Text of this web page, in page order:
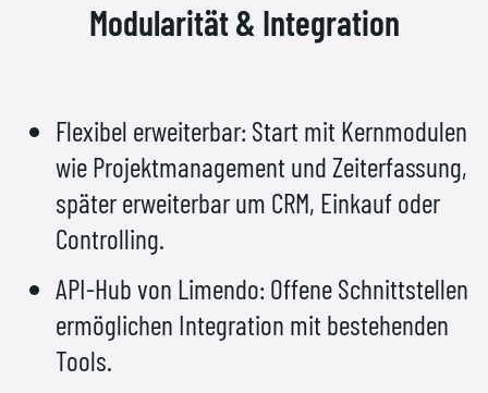
Modularität & Integration
Flexibel erweiterbar: Start mit Kernmodulen
wie Projektmanagement und Zeiterfassung,
später erweiterbar um CRM, Einkauf oder
Controlling.
API-Hub von Limendo: Offene Schnittstellen
ermöglichen Integration mit bestehenden
Tools.